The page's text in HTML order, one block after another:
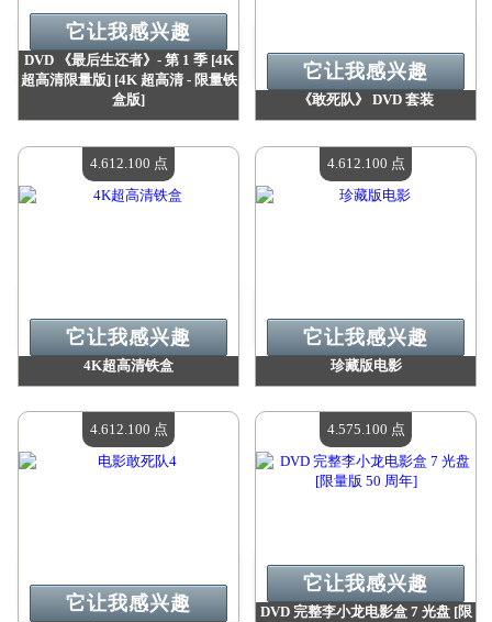
DVD 《最后生还者》- 第 1 季 [4K
超高清限量版] [4K 超高清 - 限量铁
盒版]
现有数量：4
它让我感兴趣
《敢死队》 DVD 套装
现有数量：4
它让我感兴趣
4K超高清铁盒
现有数量：4
它让我感兴趣
4.612.100 点
珍藏版电影
现有数量：4
它让我感兴趣
4.612.100 点
它让我感兴趣
4.612.100 点
DVD 完整李小龙电影盒 7 光盘 [限
它让我感兴趣
4.575.100 点